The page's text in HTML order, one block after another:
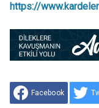
https://
Facebook